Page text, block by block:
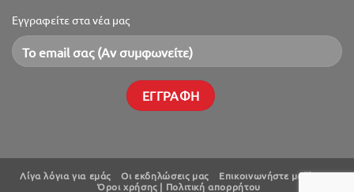
Εγγραφείτε στα νέα μας
Λίγα λόγια για εμάς Oι εκδηλώσεις μας
Επικοινωνήστε μαζί μας
Όροι χρήσης | Πολιτική απορρήτου